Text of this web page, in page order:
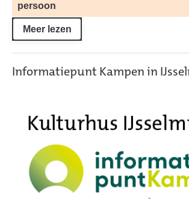
persoon
Meer lezen
Informatiepunt Kampen in